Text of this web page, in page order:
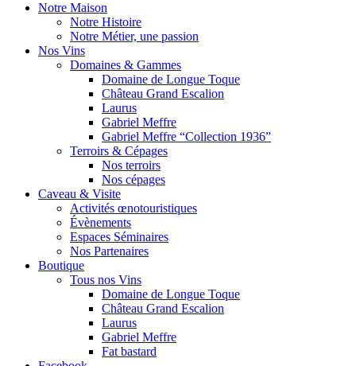
Notre Maison
Notre Histoire
Notre Métier, une passion
Nos Vins
Domaines & Gammes
Domaine de Longue Toque
Château Grand Escalion
Laurus
Gabriel Meffre
Gabriel Meffre “Collection 1936”
Terroirs & Cépages
Nos terroirs
Nos cépages
Caveau & Visite
Activités œnotouristiques
Évènements
Espaces Séminaires
Nos Partenaires
Boutique
Tous nos Vins
Domaine de Longue Toque
Château Grand Escalion
Laurus
Gabriel Meffre
Fat bastard